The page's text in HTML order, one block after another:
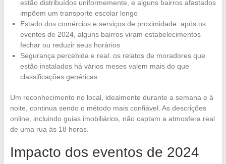
estão distribuídos uniformemente, e alguns bairros afastados
impõem um transporte escolar longo
Estado dos comércios e serviços de proximidade: após os
eventos de 2024, alguns bairros viram estabelecimentos
fechar ou reduzir seus horários
Segurança percebida e real: os relatos de moradores que
estão instalados há vários meses valem mais do que
classificações genéricas
Um reconhecimento no local, idealmente durante a semana e à
noite, continua sendo o método mais confiável. As descrições
online, incluindo guias imobiliários, não captam a atmosfera real
de uma rua às 18 horas.
Impacto dos eventos de 2024